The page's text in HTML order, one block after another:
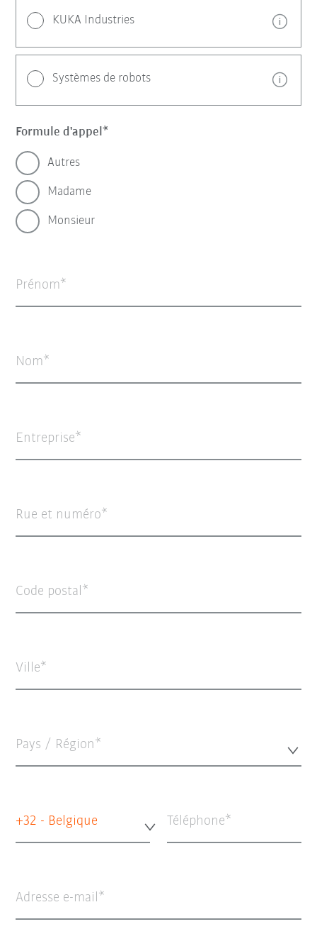
KUKA Industries
Systèmes de robots
Formule d'appel
Autres
Madame
Monsieur
Prénom
Nom
Entreprise
Rue et numéro
Code postal
Ville
Pays / Région*
+32 - Belgique Téléphone
Adresse e-mail